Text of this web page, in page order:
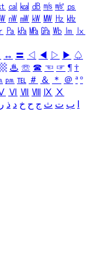
㎈ ㎉ ㏈ ㎧ ㎨ ㎰
㎻ ㎽ ㎾ ㎿ ㎐ ㎑
㎩ ㎪ ㎫ ㎬ ㏝ ㏐
㏓
↔ 〓 ◁ ◀ ▷ ▶ ♤
♨ ☏ ☎ ☜ ☞ ¶ †
㏘ ℡ ＃ ＆ ＊ ＠ ª º
Ⅵ Ⅶ Ⅷ Ⅸ Ⅹ
ب ت ث ج ح خ د ذ ر